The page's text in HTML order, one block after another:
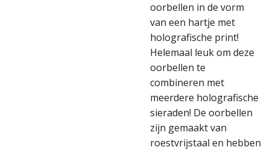
oorbellen in de vorm
van een hartje met
holografische print!
Helemaal leuk om deze
oorbellen te
combineren met
meerdere holografische
sieraden! De oorbellen
zijn gemaakt van
roestvrijstaal en hebben